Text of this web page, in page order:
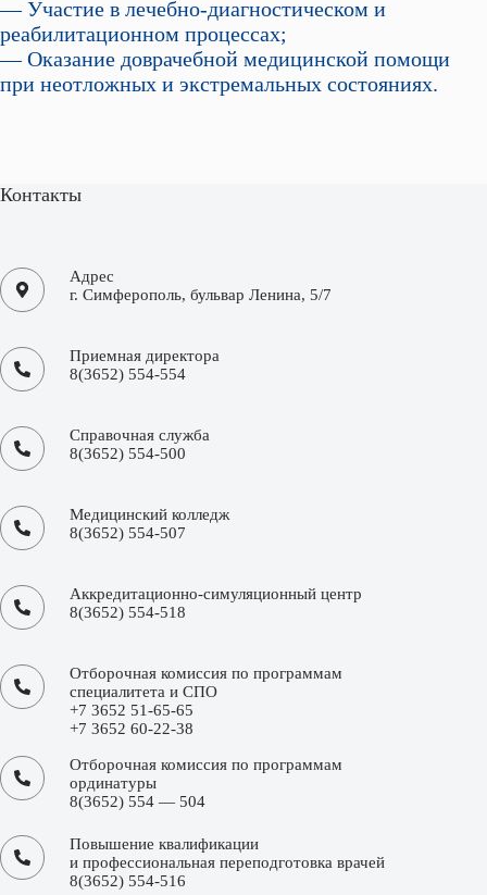
— Участие в лечебно-диагностическом и
реабилитационном процессах;
— Оказание доврачебной медицинской помощи
при неотложных и экстремальных состояниях.
Контакты
Адрес
г. Симферополь, бульвар Ленина, 5/7
Приемная директора
8(3652) 554-554
Справочная служба
8(3652) 554-500
Медицинский колледж
8(3652) 554-507
Аккредитационно-симуляционный центр
8(3652) 554-518
Отборочная комиссия по программам
специалитета и СПО
+7 3652 51-65-65
+7 3652 60-22-38
Отборочная комиссия по программам
ординатуры
8(3652) 554 — 504
Повышение квалификации
и профессиональная переподготовка врачей
8(3652) 554-516